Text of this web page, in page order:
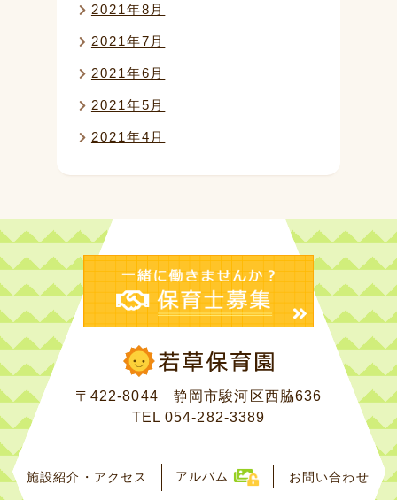
2021年8月
2021年7月
2021年6月
2021年5月
2021年4月
〒422-8044 静岡市駿河区西脇636
TEL 054-282-3389
施設紹介・アクセス アルバム お問い合わせ